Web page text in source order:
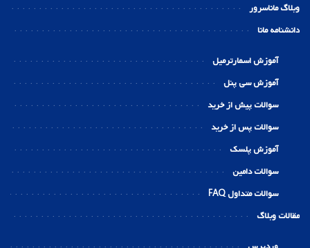
وبلاگ ماناسرور
دانشنامه مانا
آموزش اسمارترمیل
آموزش سی پنل
سوالات پیش از خرید
سوالات پس از خرید
آموزش پلسک
سوالات دامین
سوالات متداول FAQ
مقالات وبلاگ